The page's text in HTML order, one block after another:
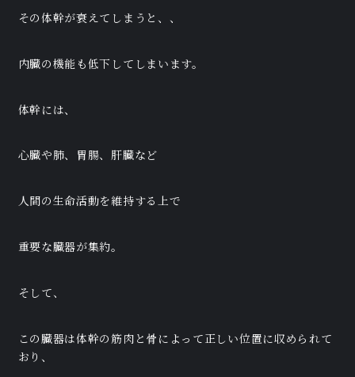
その体幹が衰えてしまうと、、
内臓の機能も低下してしまいます。
体幹には、
心臓や肺、胃腸、肝臓など
人間の生命活動を維持する上で
重要な臓器が集約。
そして、
この臓器は体幹の筋肉と骨によって正しい位置に収められて
おり、